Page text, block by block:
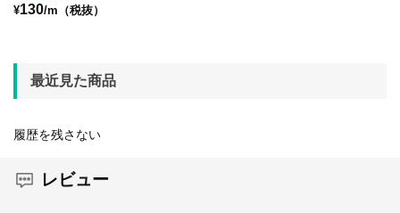
¥130/m（税抜）
最近見た商品
履歴を残さない
レビュー